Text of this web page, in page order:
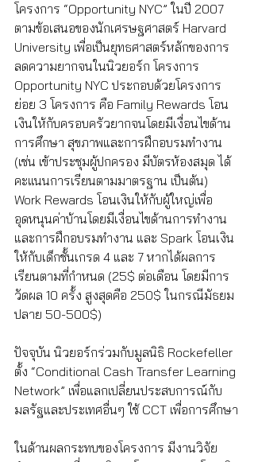
โครงการ “Opportunity NYC” ในปี 2007
ตามข้อเสนอของนักเศรษฐศาสตร์ Harvard
University เพื่อเป็นยุทธศาสตร์หลักของการ
ลดความยากจนในนิวยอร์ก โครงการ
Opportunity NYC ประกอบด้วยโครงการ
ย่อย 3 โครงการ คือ Family Rewards โอน
เงินให้กับครอบครัวยากจนโดยมีเงื่อนไขด้าน
การศึกษา สุขภาพและการฝึกอบรมทำงาน
(เช่น เข้าประชุมผู้ปกครอง มีบัตรห้องสมุด ได้
คะแนนการเรียนตามมาตรฐาน เป็นต้น)
Work Rewards โอนเงินให้กับผู้ใหญ่เพื่อ
อุดหนุนค่าบ้านโดยมีเงื่อนไขด้านการทำงาน
และการฝึกอบรมทำงาน และ Spark โอนเงิน
ให้กับเด็กชั้นเกรด 4 และ 7 หากได้ผลการ
เรียนตามที่กำหนด (25$ ต่อเดือน โดยมีการ
วัดผล 10 ครั้ง สูงสุดคือ 250$ ในกรณีมัธยม
ปลาย 50-500$)
ปัจจุบัน นิวยอร์กร่วมกับมูลนิธิ Rockefeller
ตั้ง “Conditional Cash Transfer Learning
Network” เพื่อแลกเปลี่ยนประสบการณ์กับ
มลรัฐและประเทศอื่นๆ ใช้ CCT เพื่อการศึกษา
ในด้านผลกระทบของโครงการ มีงานวิจัย